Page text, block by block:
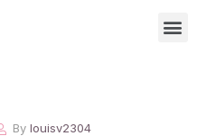
By louisv2304